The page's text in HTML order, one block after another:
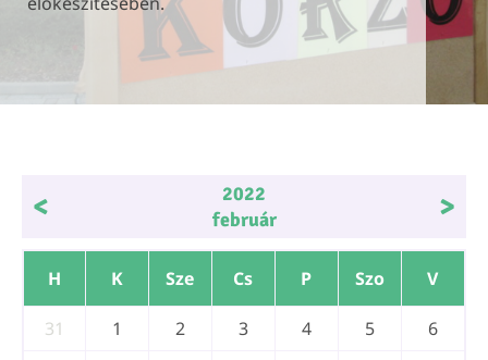
<
2022
február
>
H K Sze Cs P Szo V
31 1 2 3 4 5
6